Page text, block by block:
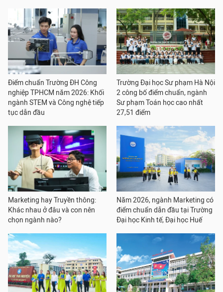
Điểm chuẩn Trường ĐH Công
nghiệp TPHCM năm 2026: Khối
ngành STEM và Công nghệ tiếp
tục dẫn đầu
Trường Đại học Sư phạm Hà Nội
2 công bố điểm chuẩn, ngành
Sư phạm Toán học cao nhất
27,51 điểm
Marketing hay Truyền thông:
Khác nhau ở đâu và con nên
chọn ngành nào?
Năm 2026, ngành Marketing có
điểm chuẩn dẫn đầu tại Trường
Đại học Kinh tế, Đại học Huế